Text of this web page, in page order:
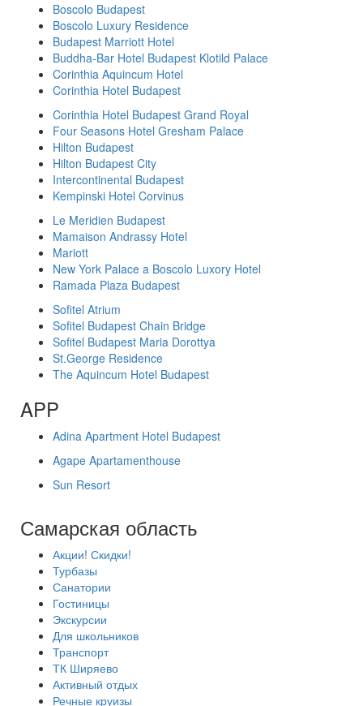
Boscolo Budapest
Boscolo Luxury Residence
Budapest Marriott Hotel
Buddha-Bar Hotel Budapest Klotild Palace
Corinthia Aquincum Hotel
Corinthia Hotel Budapest
Corinthia Hotel Budapest Grand Royal
Four Seasons Hotel Gresham Palace
Hilton Budapest
Hilton Budapest City
Intercontinental Budapest
Kempinski Hotel Corvinus
Le Meridien Budapest
Mamaison Andrassy Hotel
Mariott
New York Palace a Boscolo Luxory Hotel
Ramada Plaza Budapest
Sofitel Atrium
Sofitel Budapest Chain Bridge
Sofitel Budapest Maria Dorottya
St.George Residence
The Aquincum Hotel Budapest
APP
Adina Apartment Hotel Budapest
Agape Apartamenthouse
Sun Resort
Самарская область
Акции! Скидки!
Турбазы
Санатории
Гостиницы
Экскурсии
Для школьников
Транспорт
ТК Ширяево
Активный отдых
Речные круизы